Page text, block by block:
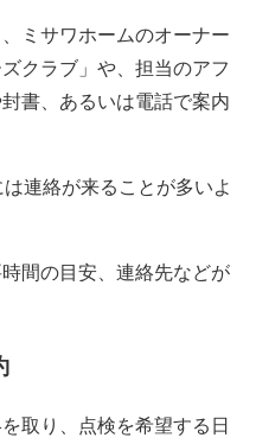
ミサワホームのオーナー
クラブ」や、担当のアフ
書、あるいは電話で案内
連絡が来ることが多いよ
間の目安、連絡先などが
取り、点検を希望する日